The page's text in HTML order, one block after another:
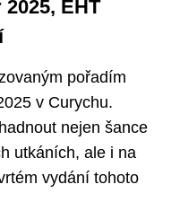
EHT
pořadím
v Curychu.
nejen šance
utkáních, ale i na
vydání tohoto